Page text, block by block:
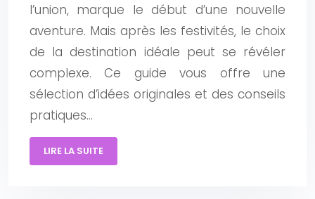
l’union, marque le début d’une nouvelle
aventure. Mais après les festivités, le choix
de la destination idéale peut se révéler
complexe. Ce guide vous offre une
sélection d’idées originales et des conseils
pratiques…
LIRE LA SUITE